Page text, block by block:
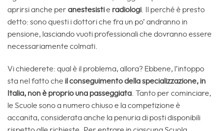
aprirsi anche per anestesistie radiologi . Il perché è presto
detto: sono questi i dottori che fra un po’ andranno in
pensione, lasciando vuoti professionali che dovranno essere
necessariamente colmati.
Vi chiederete: qual è il problema, allora? Ebbene, l’intoppo
sta nel fatto che il conseguimento della specializzazione, in
Italia, non è proprio una passeggiata . Tanto per cominciare,
le Scuole sono a numero chiuso e la competizione è
accanita, considerata anche la penuria di posti disponibili